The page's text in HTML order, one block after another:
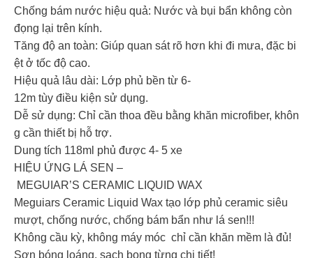
Chống bám nước hiệu quả: Nước và bụi bẩn không còn
đọng lại trên kính.
Tăng độ an toàn: Giúp quan sát rõ hơn khi đi mưa, đặc bi
ệt ở tốc độ cao.
Hiệu quả lâu dài: Lớp phủ bền từ 6-
12m tùy điều kiện sử dụng.
Dễ sử dụng: Chỉ cần thoa đều bằng khăn microfiber, khôn
g cần thiết bị hỗ trợ.
Dung tích 118ml phủ được 4- 5 xe
HIỆU ỨNG LÁ SEN –
MEGUIAR’S CERAMIC LIQUID WAX
Meguiars Ceramic Liquid Wax tạo lớp phủ ceramic siêu
mượt, chống nước, chống bám bẩn như lá sen!!!
Không cầu kỳ, không máy móc chỉ cần khăn mềm là đủ!
Sơn bóng loáng, sạch bong từng chi tiết!